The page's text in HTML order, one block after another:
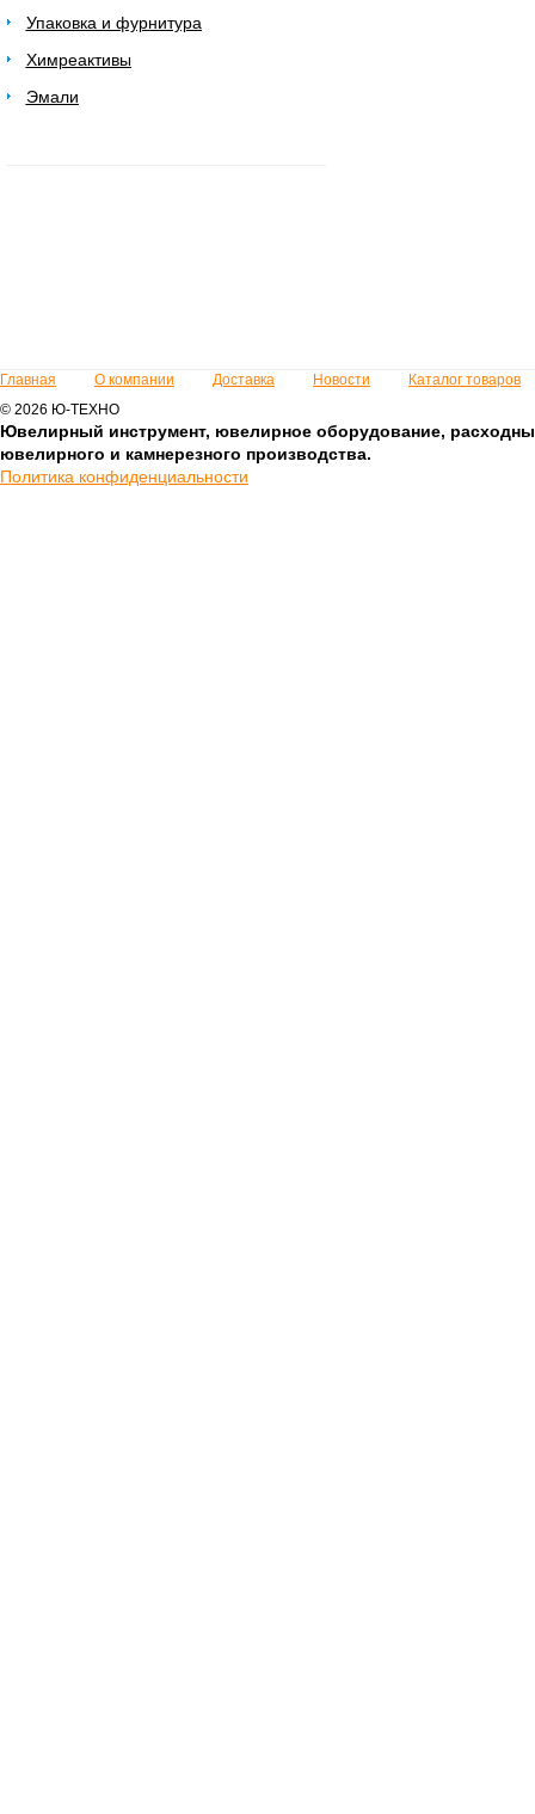
Упаковка и фурнитура
Химреактивы
Эмали
Главная О компании Доставка Новости
Каталог товаров
© 2026 Ю-ТЕХНО
Ювелирный инструмент, ювелирное оборудование,
ювелирного и камнерезного производства.
Политика конфиденциальности